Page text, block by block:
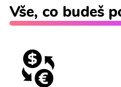
Vše, co budeš